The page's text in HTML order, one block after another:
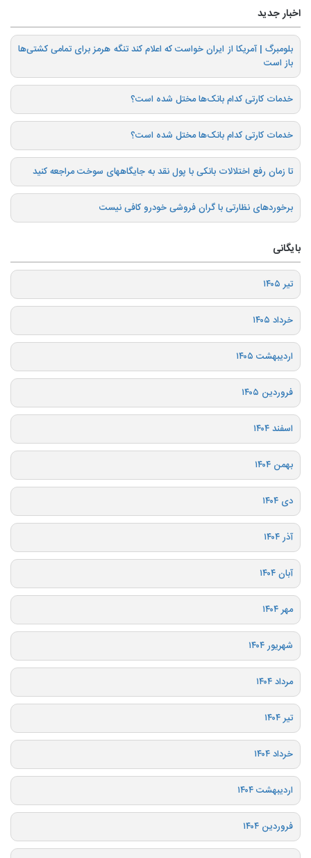
اخبار جدید
بلومبرگ | آمریکا از ایران خواست که اعلام کند تنگه هرمز برای تمامی کشتی‌ها
باز است
خدمات کارتی کدام بانک‌ها مختل شده است؟
خدمات کارتی کدام بانک‌ها مختل شده است؟
تا زمان رفع اختلالات بانکی با پول نقد به جایگاههای سوخت مراجعه کنید
برخوردهای نظارتی با گران فروشی خودرو کافی نیست
بایگانی
تیر ۱۴۰۵
خرداد ۱۴۰۵
اردیبهشت ۱۴۰۵
فروردین ۱۴۰۵
اسفند ۱۴۰۴
بهمن ۱۴۰۴
دی ۱۴۰۴
آذر ۱۴۰۴
آبان ۱۴۰۴
مهر ۱۴۰۴
شهریور ۱۴۰۴
مرداد ۱۴۰۴
تیر ۱۴۰۴
خرداد ۱۴۰۴
اردیبهشت ۱۴۰۴
فروردین ۱۴۰۴